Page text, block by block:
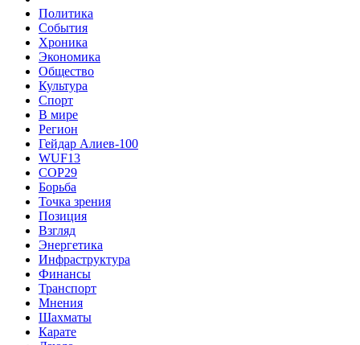
Политика
События
Хроника
Экономика
Общество
Культура
Спорт
В мире
Регион
Гейдар Алиев-100
WUF13
COP29
Борьба
Точка зрения
Позиция
Взгляд
Энергетика
Инфраструктура
Финансы
Транспорт
Мнения
Шахматы
Карате